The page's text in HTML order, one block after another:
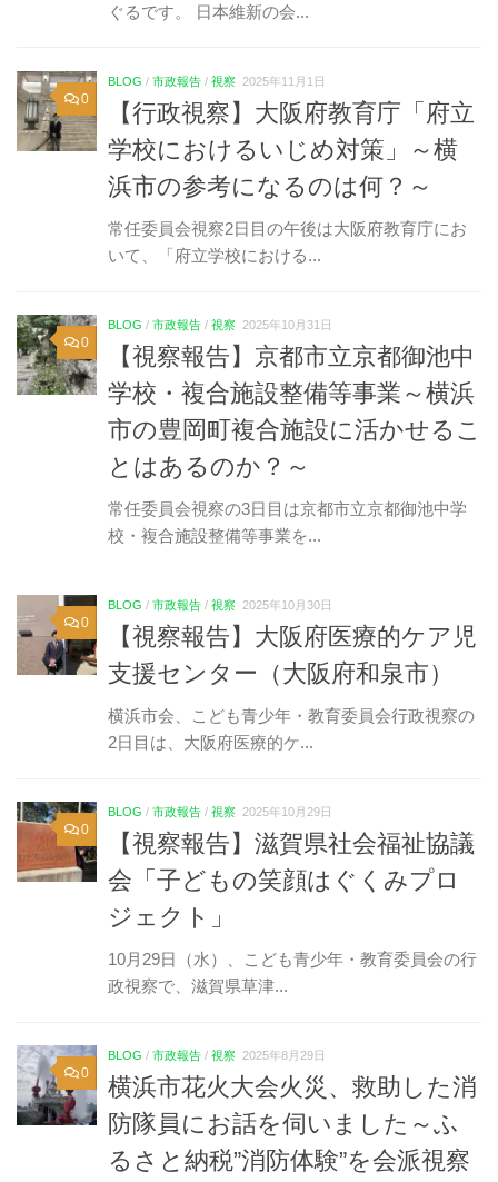
ぐるです。 日本維新の会...
0
BLOG / 市政報告 / 視察 2025年11月1日
【行政視察】大阪府教育庁「府立
学校におけるいじめ対策」～横
浜市の参考になるのは何？～
常任委員会視察2日目の午後は大阪府教育庁にお
いて、「府立学校における...
0
BLOG / 市政報告 / 視察 2025年10月31日
【視察報告】京都市立京都御池中
学校・複合施設整備等事業～横浜
市の豊岡町複合施設に活かせるこ
とはあるのか？～
常任委員会視察の3日目は京都市立京都御池中学
校・複合施設整備等事業を...
0
BLOG / 市政報告 / 視察 2025年10月30日
【視察報告】大阪府医療的ケア児
支援センター（大阪府和泉市）
横浜市会、こども青少年・教育委員会行政視察の
2日目は、大阪府医療的ケ...
0
BLOG / 市政報告 / 視察 2025年10月29日
【視察報告】滋賀県社会福祉協議
会「子どもの笑顔はぐくみプロ
ジェクト」
10月29日（水）、こども青少年・教育委員会の行
政視察で、滋賀県草津...
0
BLOG / 市政報告 / 視察 2025年8月29日
横浜市花火大会火災、救助した消
防隊員にお話を伺いました～ふ
るさと納税”消防体験”を会派視察